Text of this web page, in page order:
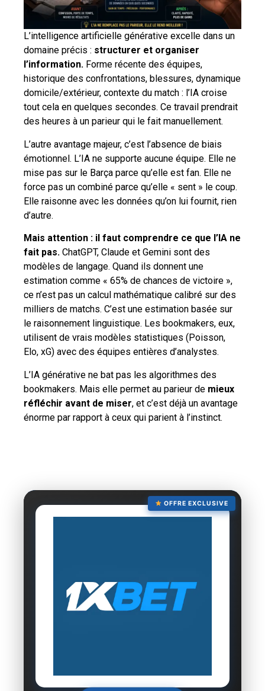
L’intelligence artificielle générative excelle dans un
domaine précis : structurer et organiser
l’information. Forme récente des équipes,
historique des confrontations, blessures, dynamique
domicile/extérieur, contexte du match : l’IA croise
tout cela en quelques secondes. Ce travail prendrait
des heures à un parieur qui le fait manuellement.
L’autre avantage majeur, c’est l’absence de biais
émotionnel. L’IA ne supporte aucune équipe. Elle ne
mise pas sur le Barça parce qu’elle est fan. Elle ne
force pas un combiné parce qu’elle « sent » le coup.
Elle raisonne avec les données qu’on lui fournit, rien
d’autre.
Mais attention : il faut comprendre ce que l’IA ne
fait pas. ChatGPT, Claude et Gemini sont des
modèles de langage. Quand ils donnent une
estimation comme « 65% de chances de victoire »,
ce n’est pas un calcul mathématique calibré sur des
milliers de matchs. C’est une estimation basée sur
le raisonnement linguistique. Les bookmakers, eux,
utilisent de vrais modèles statistiques (Poisson,
Elo, xG) avec des équipes entières d’analystes.
L’IA générative ne bat pas les algorithmes des
bookmakers. Mais elle permet au parieur de mieux
réfléchir avant de miser, et c’est déjà un avantage
énorme par rapport à ceux qui parient à l’instinct.
OFFRE EXCLUSIVE